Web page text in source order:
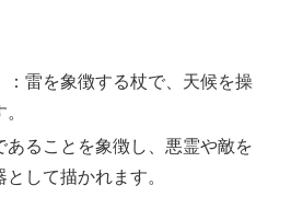
：雷を象徴する杖で、天候を操
あることを象徴し、悪霊や敵を
して描かれます。